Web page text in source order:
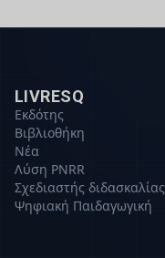
LIVRESQ
Εκδότης
Βιβλιοθήκη
Νέα
Λύση PNRR
Σχεδιαστής διδασκαλίας
Ψηφιακή Παιδαγωγική